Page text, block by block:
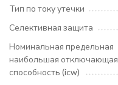
Тип по току утечки
Селективная защита
Номинальная предельная
наибольшая отключающая
способность (icw)